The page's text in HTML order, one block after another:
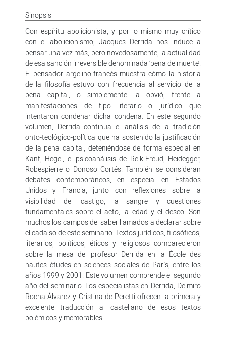
Sinopsis
Con espíritu abolicionista, y por lo mismo muy crítico
con el abolicionismo, Jacques Derrida nos induce a
pensar una vez más, pero novedosamente, la actualidad
de esa sanción irreversible denominada ‘pena de muerte’.
El pensador argelino-francés muestra cómo la historia
de la filosofía estuvo con frecuencia al servicio de la
pena capital, o simplemente la obvió, frente a
manifestaciones de tipo literario o jurídico que
intentaron condenar dicha condena. En este segundo
volumen, Derrida continua el análisis de la tradición
onto-teológico-política que ha sostenido la justificación
de la pena capital, deteniéndose de forma especial en
Kant, Hegel, el psicoanálisis de Reik-Freud, Heidegger,
Robespierre o Donoso Cortés. También se consideran
debates contemporáneos, en especial en Estados
Unidos y Francia, junto con reflexiones sobre la
visibilidad del castigo, la sangre y cuestiones
fundamentales sobre el acto, la edad y el deseo. Son
muchos los campos del saber llamados a declarar sobre
el cadalso de este seminario. Textos jurídicos, filosóficos,
literarios, políticos, éticos y religiosos comparecieron
sobre la mesa del profesor Derrida en la École des
hautes études en sciences sociales de París, entre los
años 1999 y 2001. Este volumen comprende el segundo
año del seminario. Los especialistas en Derrida, Delmiro
Rocha Álvarez y Cristina de Peretti ofrecen la primera y
excelente traducción al castellano de esos textos
polémicos y memorables.